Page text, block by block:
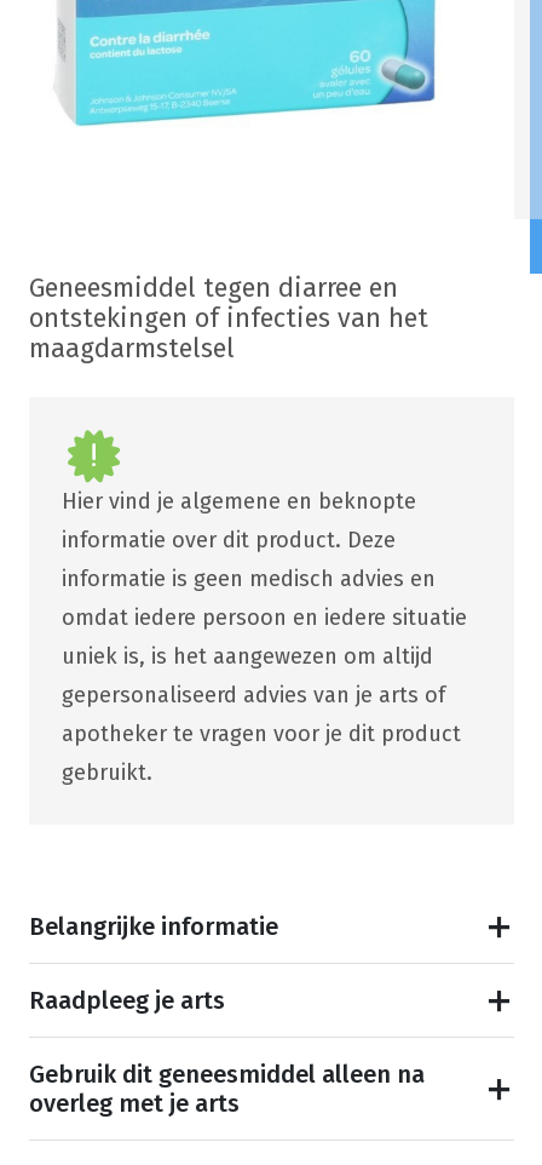
Geneesmiddel tegen diarree en
ontstekingen of infecties van het
maagdarmstelsel
Hier vind je algemene en beknopte
informatie over dit product. Deze
informatie is geen medisch advies en
omdat iedere persoon en iedere situatie
uniek is, is het aangewezen om altijd
gepersonaliseerd advies van je arts of
apotheker te vragen voor je dit product
gebruikt.
Belangrijke informatie
Raadpleeg je arts
Gebruik dit geneesmiddel alleen na
overleg met je arts